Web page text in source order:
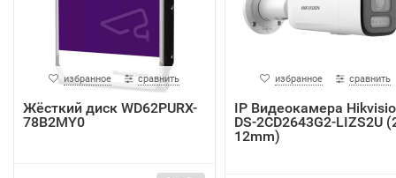
избранное сравнить
Жёсткий диск WD62PURX-
78B2MY0
избранное сравнить
IP Видеокамера
DS-2CD2643G2-LIZS2U
12mm)